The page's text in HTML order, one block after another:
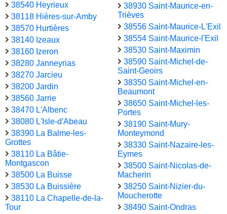
38540 Heyrieux
38118 Hières-sur-Amby
38570 Hurtières
38140 Izeaux
38160 Izeron
38280 Janneyrias
38270 Jarcieu
38200 Jardin
38560 Jarrie
38470 L'Albenc
38080 L'Isle-d'Abeau
38390 La Balme-les-
Grottes
38110 La Bâtie-
Montgascon
38500 La Buisse
38530 La Buissière
38110 La Chapelle-de-la-
Tour
38930 Saint-Maurice-en-
Trièves
38556 Saint-Maurice-L'Exil
38554 Saint-Maurice-l'Exil
38530 Saint-Maximin
38590 Saint-Michel-de-
Saint-Geoirs
38350 Saint-Michel-en-
Beaumont
38650 Saint-Michel-les-
Portes
38190 Saint-Mury-
Monteymond
38330 Saint-Nazaire-les-
Eymes
38500 Saint-Nicolas-de-
Macherin
38250 Saint-Nizier-du-
Moucherotte
38490 Saint-Ondras